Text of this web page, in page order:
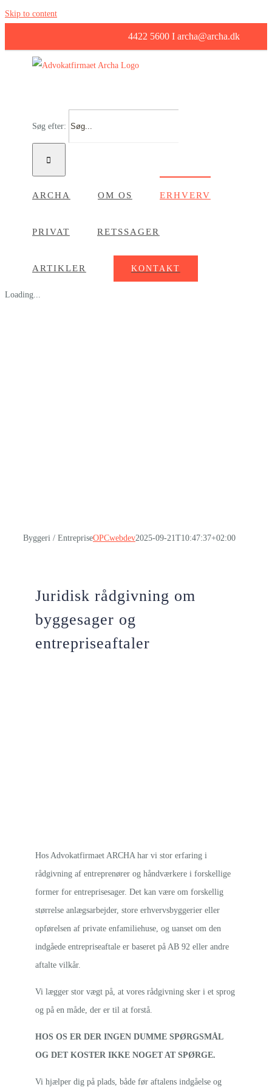
Skip to content
4422 5600 I archa@archa.dk
Søg efter:
ARCHA OM OS ERHVERV
PRIVAT RETSSAGER
ARTIKLER KONTAKT
Loading...
Byggeri / EntrepriseOPCwebdev2025-09-21T10:47:37+02:00
Juridisk rådgivning om
byggesager og
entrepriseaftaler
Hos Advokatfirmaet ARCHA har vi stor erfaring i
rådgivning af entreprenører og håndværkere i forskellige
former for entreprisesager. Det kan være om forskellig
størrelse anlægsarbejder, store erhvervsbyggerier eller
opførelsen af private enfamiliehuse, og uanset om den
indgåede entrepriseaftale er baseret på AB 92 eller andre
aftalte vilkår.
Vi lægger stor vægt på, at vores rådgivning sker i et sprog
og på en måde, der er til at forstå.
HOS OS ER DER INGEN DUMME SPØRGSMÅL
OG DET KOSTER IKKE NOGET AT SPØRGE.
Vi hjælper dig på plads, både før aftalens indgåelse og